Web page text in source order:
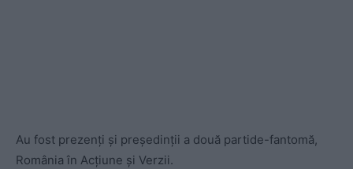
Au fost prezenți și președinții a două partide-fantomă,
România în Acțiune și Verzii.